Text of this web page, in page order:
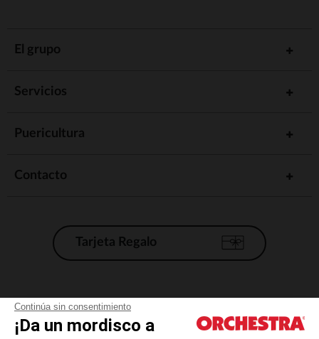
Continúa sin consentimiento
¡Da un mordisco a
El grupo
Servicios
Puericultura
Contacto
Tarjeta Regalo
Condiciones generales de venta
Aviso Legal